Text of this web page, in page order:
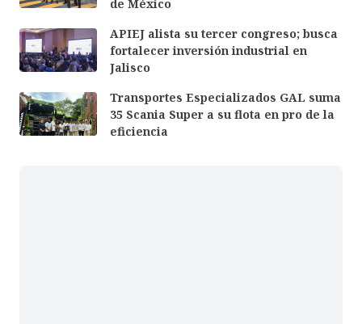
de México
APIEJ alista su tercer congreso; busca
fortalecer inversión industrial en
Jalisco
Transportes Especializados GAL suma
35 Scania Super a su flota en pro de la
eficiencia